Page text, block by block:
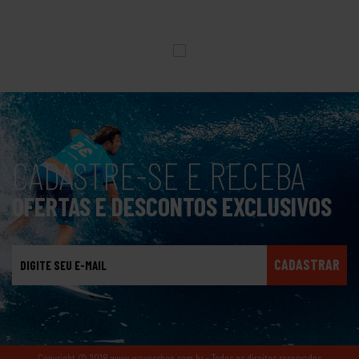
CADASTRE-SE E RECEBA
OFERTAS E DESCONTOS EXCLUSIVOS
CADASTRAR